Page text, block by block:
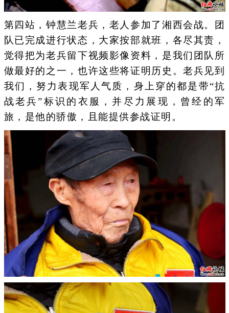
第四站，钟慧兰老兵，老人参加了湘西会战。团
队已完成进行状态，大家按部就班，各尽其责，
觉得把为老兵留下视频影像资料，是我们团队所
做最好的之一，也许这些将证明历史。老兵见到
我们，努力表现军人气质，身上穿的都是带“抗
战老兵”标识的衣服，并尽力展现，曾经的军
旅，是他的骄傲，且能提供参战证明。